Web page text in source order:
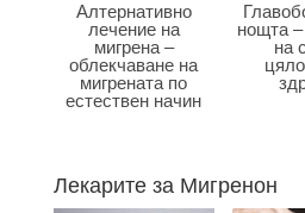
Алтернативно
лечение на
мигрена –
облекчаване на
мигрената по
естествен начин
нощта
на
Лекарите за Мигренон